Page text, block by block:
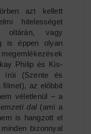
azt kellett
hitelességet
oltárán, vagy
is éppen olyan
Philip és Kis-
írói (Szente és
az előbbit
véletlenül – a
dal(ami a
is hangzott el
bizonnyal